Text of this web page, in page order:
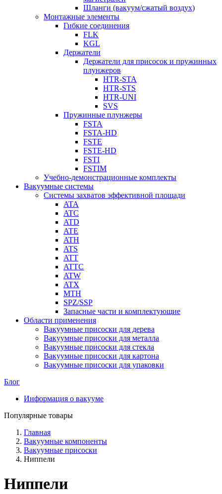
Шланги (вакуум/сжатый воздух)
Монтажные элементы
Гибкие соединения
FLK
KGL
Держатели
Держатели для присосок и пружинных
плунжеров
HTR-STA
HTR-STS
HTR-UNI
SVS
Пружинные плунжеры
FSTA
FSTA-HD
FSTE
FSTE-HD
FSTI
FSTIM
Учебно-демонстрационные комплекты
Вакуумные системы
Системы захватов эффективной площади
ATA
ATC
ATD
ATE
ATH
ATS
ATT
ATTC
ATW
ATX
MTH
SPZ/SSP
Запасные части и комплектующие
Области применения
Вакуумные присоски для дерева
Вакуумные присоски для металла
Вакуумные присоски для стекла
Вакуумные присоски для картона
Вакуумные присоски для упаковки
Блог
Информация о вакууме
Популярные товары
Главная
Вакуумные компоненты
Вакуумные присоски
Ниппели
Ниппели